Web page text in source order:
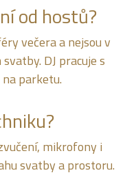
od hostů?
večera a nejsou v
DJ pracuje s
parketu.
mikrofony i
svatby a prostoru.